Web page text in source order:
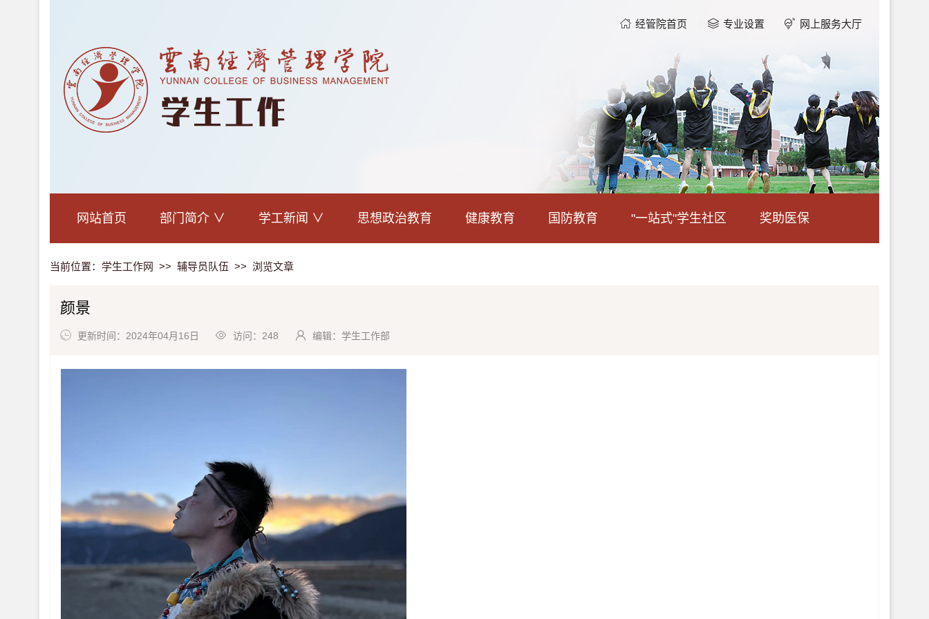
经管院首页 专业设置 网上服务大厅
网站首页 部门简介 学工新闻 思想政治教育 健康教育 国防教育 "一站式"学生社区 奖助医保
当前位置： 学生工作网 >> 辅导员队伍 >> 浏览文章
颜景
更新时间：2024年04月16日 访问： 248 编辑：学生工作部